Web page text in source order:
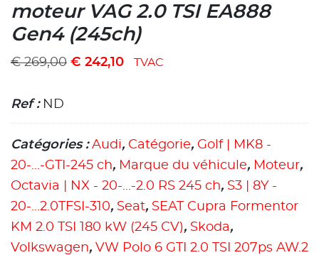
moteur VAG 2.0 TSI EA888
Gen4 (245ch)
€269,00 € 242,10 TVAC
Ref : ND
Catégories :Audi, Catégorie, Golf | MK8 -
20-...-GTI-245 ch, Marque du véhicule, Moteur,
Octavia | NX - 20-...-2.0 RS 245 ch, S3 | 8Y -
20-...2.0TFSI-310, Seat, SEAT Cupra Formentor
KM 2.0 TSI 180 kW (245 CV), Skoda,
Volkswagen, VW Polo 6 GTI 2.0 TSI 207ps AW.2